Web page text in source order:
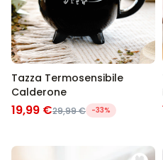
Tazza Termosensibile
Calderone
19,99 €29,99 € -33%